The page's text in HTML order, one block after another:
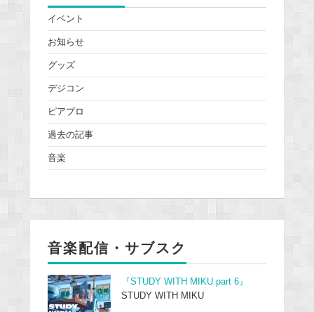
イベント
お知らせ
グッズ
デジコン
ピアプロ
過去の記事
音楽
音楽配信・サブスク
『STUDY WITH MIKU part 6』
STUDY WITH MIKU